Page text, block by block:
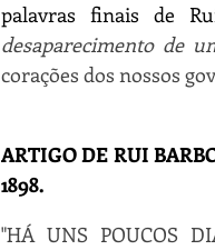
palavras finais de
desaparecimento de
corações dos nossos
ARTIGO DE RUI
1898.
"HÁ UNS POUCOS